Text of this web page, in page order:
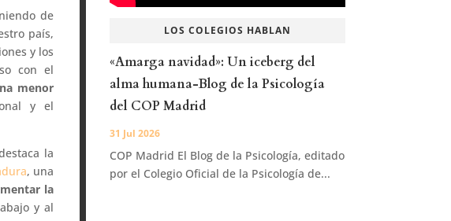
de
país,
y los
con el
menor
y el
la
, una
la
y al
LOS COLEGIOS HABLAN
«Amarga navidad»: Un iceberg del
alma humana-Blog de la Psicología
del COP Madrid
31 Jul 2026
COP Madrid El Blog de la Psicología, editado
por el Colegio Oficial de la Psicología de...